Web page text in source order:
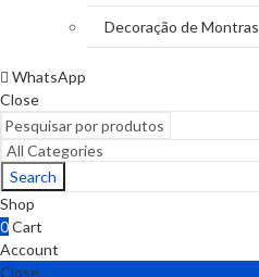
Decoração de Montras
WhatsApp
Close
Search
Shop
0Cart
Account
Close